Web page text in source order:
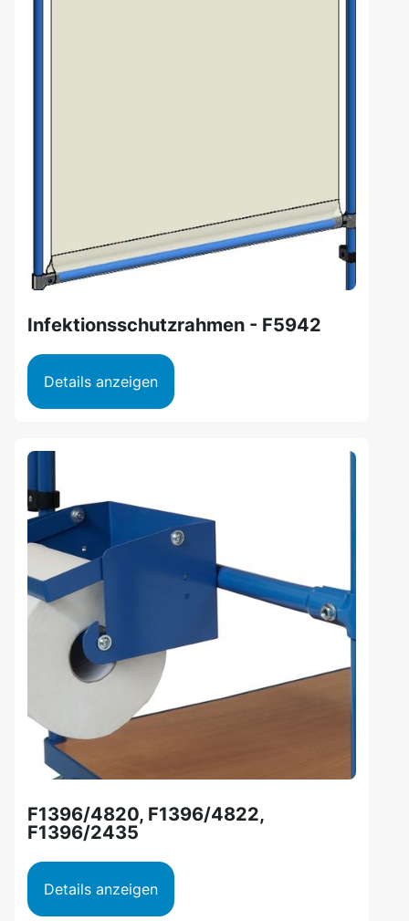
Infektionsschutzrahmen - F5942
Details anzeigen
F1396/4820, F1396/4822,
F1396/2435
Details anzeigen